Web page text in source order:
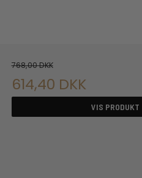
768,00 DKK
614,40 DKK
VIS PRODUKT